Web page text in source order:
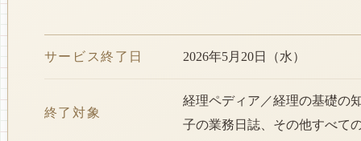
サービス終了日 2026年5月20日（水）
終了対象
経理ペディア／経理の基礎の
子の業務日誌、その他すべて